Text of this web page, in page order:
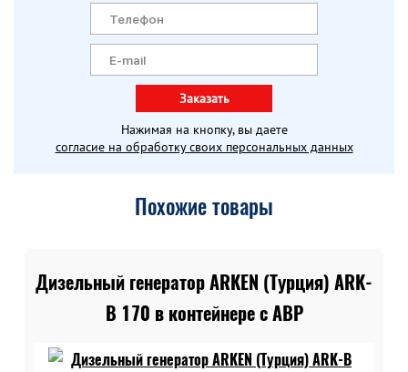
Заказать
Нажимая на кнопку, вы даете
согласие на обработку своих персональных данных
Похожие товары
Дизельный генератор ARKEN (Турция) ARK-
B 170 в контейнере c АВР